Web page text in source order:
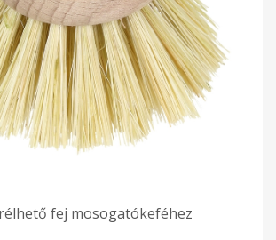
fej mosogatókeféhez